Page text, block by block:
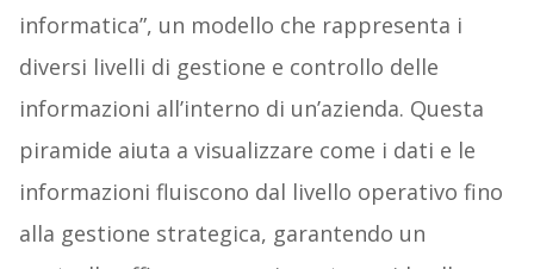
informatica”, un modello che rappresenta i
diversi livelli di gestione e controllo delle
informazioni all’interno di un’azienda. Questa
piramide aiuta a visualizzare come i dati e le
informazioni fluiscono dal livello operativo fino
alla gestione strategica, garantendo un